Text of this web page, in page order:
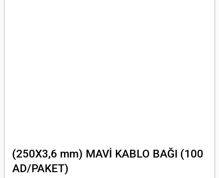
(250X3,6 mm) MAVİ KABLO BAĞI (100
AD/PAKET)